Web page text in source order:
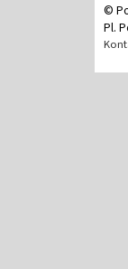
©
Pl.